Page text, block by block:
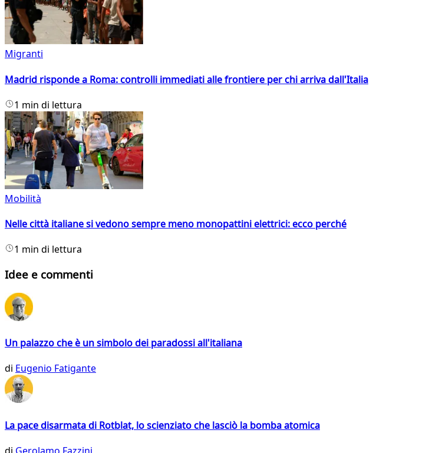
Migranti
Madrid risponde a Roma: controlli immediati alle frontiere per chi arriva dall'Italia
1 min di lettura
Mobilità
Nelle città italiane si vedono sempre meno monopattini elettrici: ecco perché
1 min di lettura
Idee e commenti
Un palazzo che è un simbolo dei paradossi all'italiana
di Eugenio Fatigante
La pace disarmata di Rotblat, lo scienziato che lasciò la bomba atomica